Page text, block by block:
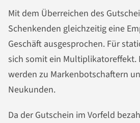
Mit dem Überreichen des
Schenkenden gleichzeitig eine
Geschäft ausgesprochen. Für
sich somit ein Multiplikatoreffekt.
werden zu Markenbotschaftern
Neukunden.
Da der Gutschein im Vorfeld